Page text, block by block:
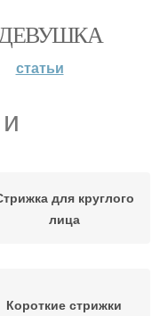
статьи
для круглого
лица
Короткие стрижки